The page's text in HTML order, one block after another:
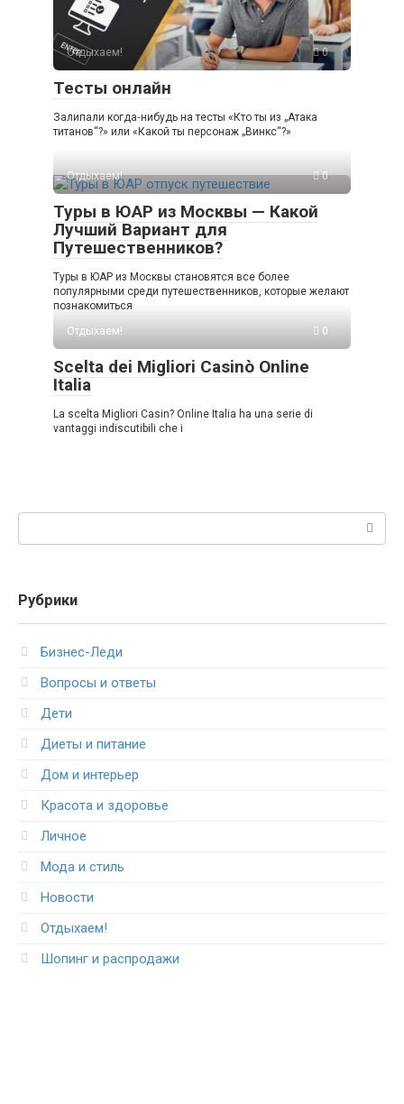
Отдыхаем! 0
Тесты онлайн
Залипали когда‑нибудь на тесты «Кто ты из „Атака
титанов“?» или «Какой ты персонаж „Винкс“?»
Отдыхаем! 0
Туры в ЮАР из Москвы — Какой
Лучший Вариант для
Путешественников?
Туры в ЮАР из Москвы становятся все более
популярными среди путешественников, которые желают
познакомиться
Отдыхаем!
0
Scelta dei Migliori Casinò Online
Italia
La scelta Migliori Casin? Online Italia ha una serie di
vantaggi indiscutibili che i
Рубрики
Бизнес-Леди
Вопросы и ответы
Дети
Диеты и питание
Дом и интерьер
Красота и здоровье
Личное
Мода и стиль
Новости
Отдыхаем!
Шопинг и распродажи